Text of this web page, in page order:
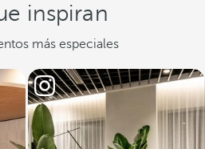
inspiran
más especiales